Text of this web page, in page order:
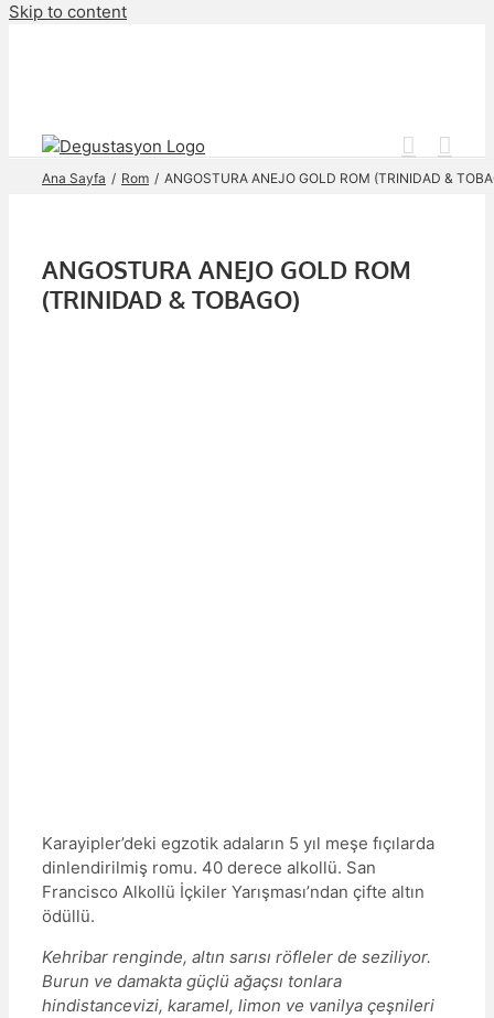
Skip to content
Ana Sayfa Rom ANGOSTURA ANEJO GOLD ROM (TRINIDAD &
ANGOSTURA ANEJO GOLD ROM
(TRINIDAD & TOBAGO)
Karayipler’deki egzotik adaların 5 yıl meşe fıçılarda
dinlendirilmiş romu. 40 derece alkollü. San
Francisco Alkollü İçkiler Yarışması’ndan çifte altın
ödüllü.
Kehribar renginde, altın sarısı röfleler de seziliyor.
Burun ve damakta güçlü ağaçsı tonlara
hindistancevizi, karamel, limon ve vanilya çeşnileri